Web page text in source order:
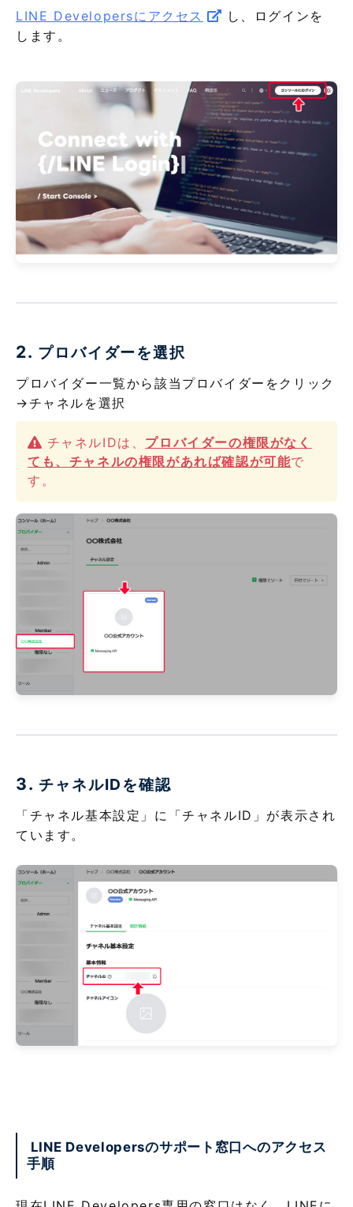
LINE Developersにアクセス
し、ログインを
します。
2. プロバイダーを選択
プロバイダー一覧から該当プロバイダーをクリック
→チャネルを選択
チャネルIDは、 プロバイダーの権限がなく
ても、チャネルの権限があれば確認が可能で
す。
3. チャネルIDを確認
「チャネル基本設定」に「チャネルID」が表示され
ています。
LINE Developersのサポート窓口へのアクセス
手順